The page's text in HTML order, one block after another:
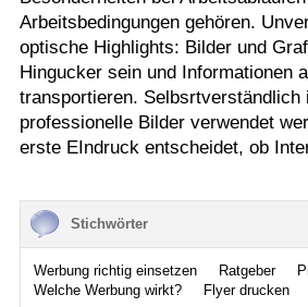
Arbeitsbedingungen gehören.
optische Highlights: Bilder und
Hingucker sein und Informationen
transportieren. Selbsrtverständlich
professionelle Bilder verwendet
erste EIndruck entscheidet, ob
Stichwörter
Werbung richtig einsetzen Ratgeber
Welche Werbung wirkt?
Flyer drucken